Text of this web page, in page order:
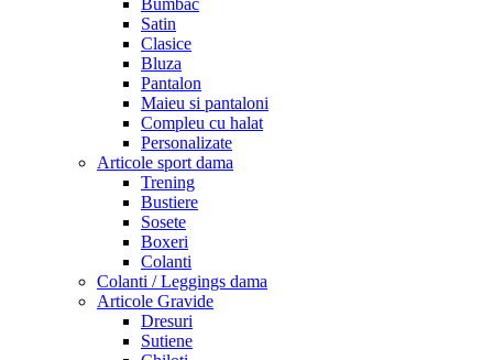
Bumbac
Satin
Clasice
Bluza
Pantalon
Maieu si pantaloni
Compleu cu halat
Personalizate
Articole sport dama
Trening
Bustiere
Sosete
Boxeri
Colanti
Colanti / Leggings dama
Articole Gravide
Dresuri
Sutiene